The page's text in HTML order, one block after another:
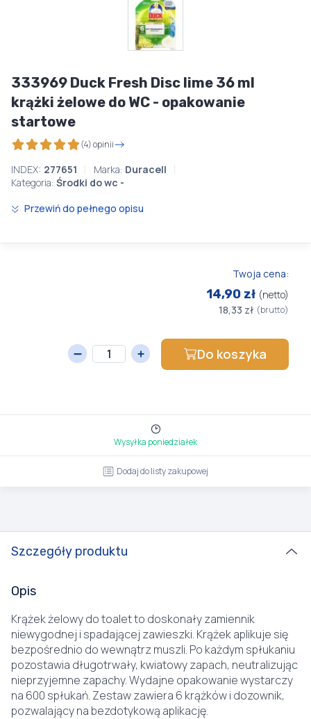
333969 Duck Fresh Disc lime 36 ml
krążki żelowe do WC - opakowanie
startowe
(4) opinii
INDEX: 277651 Marka: Duracell
Kategoria: Środki do wc -
Przewiń do pełnego opisu
Twoja cena:
14,90 zł (netto)
18,33 zł (brutto)
Do koszyka
Wysyłka poniedziałek
Dodaj do listy zakupowej
Szczegóły produktu
Opis
Krążek żelowy do toalet to doskonały zamiennik
niewygodnej i spadającej zawieszki. Krążek aplikuje się
bezpośrednio do wewnątrz muszli. Po każdym spłukaniu
pozostawia długotrwały, kwiatowy zapach, neutralizując
nieprzyjemne zapachy. Wydajne opakowanie wystarczy
na 600 spłukań. Zestaw zawiera 6 krążków i dozownik,
pozwalający na bezdotykową aplikację.